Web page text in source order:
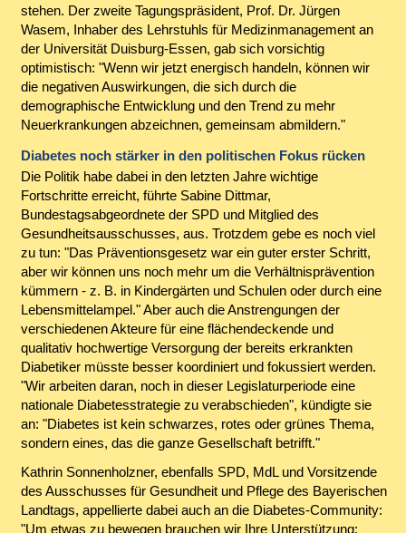
stehen. Der zweite Tagungspräsident, Prof. Dr. Jürgen
Wasem, Inhaber des Lehrstuhls für Medizinmanagement an
der Universität Duisburg-Essen, gab sich vorsichtig
optimistisch: "Wenn wir jetzt energisch handeln, können wir
die negativen Auswirkungen, die sich durch die
demographische Entwicklung und den Trend zu mehr
Neuerkrankungen abzeichnen, gemeinsam abmildern."
Diabetes noch stärker in den politischen Fokus rücken
Die Politik habe dabei in den letzten Jahre wichtige
Fortschritte erreicht, führte Sabine Dittmar,
Bundestagsabgeordnete der SPD und Mitglied des
Gesundheitsausschusses, aus. Trotzdem gebe es noch viel
zu tun: "Das Präventionsgesetz war ein guter erster Schritt,
aber wir können uns noch mehr um die Verhältnisprävention
kümmern - z. B. in Kindergärten und Schulen oder durch eine
Lebensmittelampel." Aber auch die Anstrengungen der
verschiedenen Akteure für eine flächendeckende und
qualitativ hochwertige Versorgung der bereits erkrankten
Diabetiker müsste besser koordiniert und fokussiert werden.
"Wir arbeiten daran, noch in dieser Legislaturperiode eine
nationale Diabetesstrategie zu verabschieden", kündigte sie
an: "Diabetes ist kein schwarzes, rotes oder grünes Thema,
sondern eines, das die ganze Gesellschaft betrifft."
Kathrin Sonnenholzner, ebenfalls SPD, MdL und Vorsitzende
des Ausschusses für Gesundheit und Pflege des Bayerischen
Landtags, appellierte dabei auch an die Diabetes-Community:
"Um etwas zu bewegen brauchen wir Ihre Unterstützung: